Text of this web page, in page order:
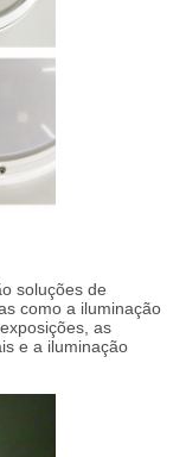
soluções de
como a iluminação
as
e a iluminação